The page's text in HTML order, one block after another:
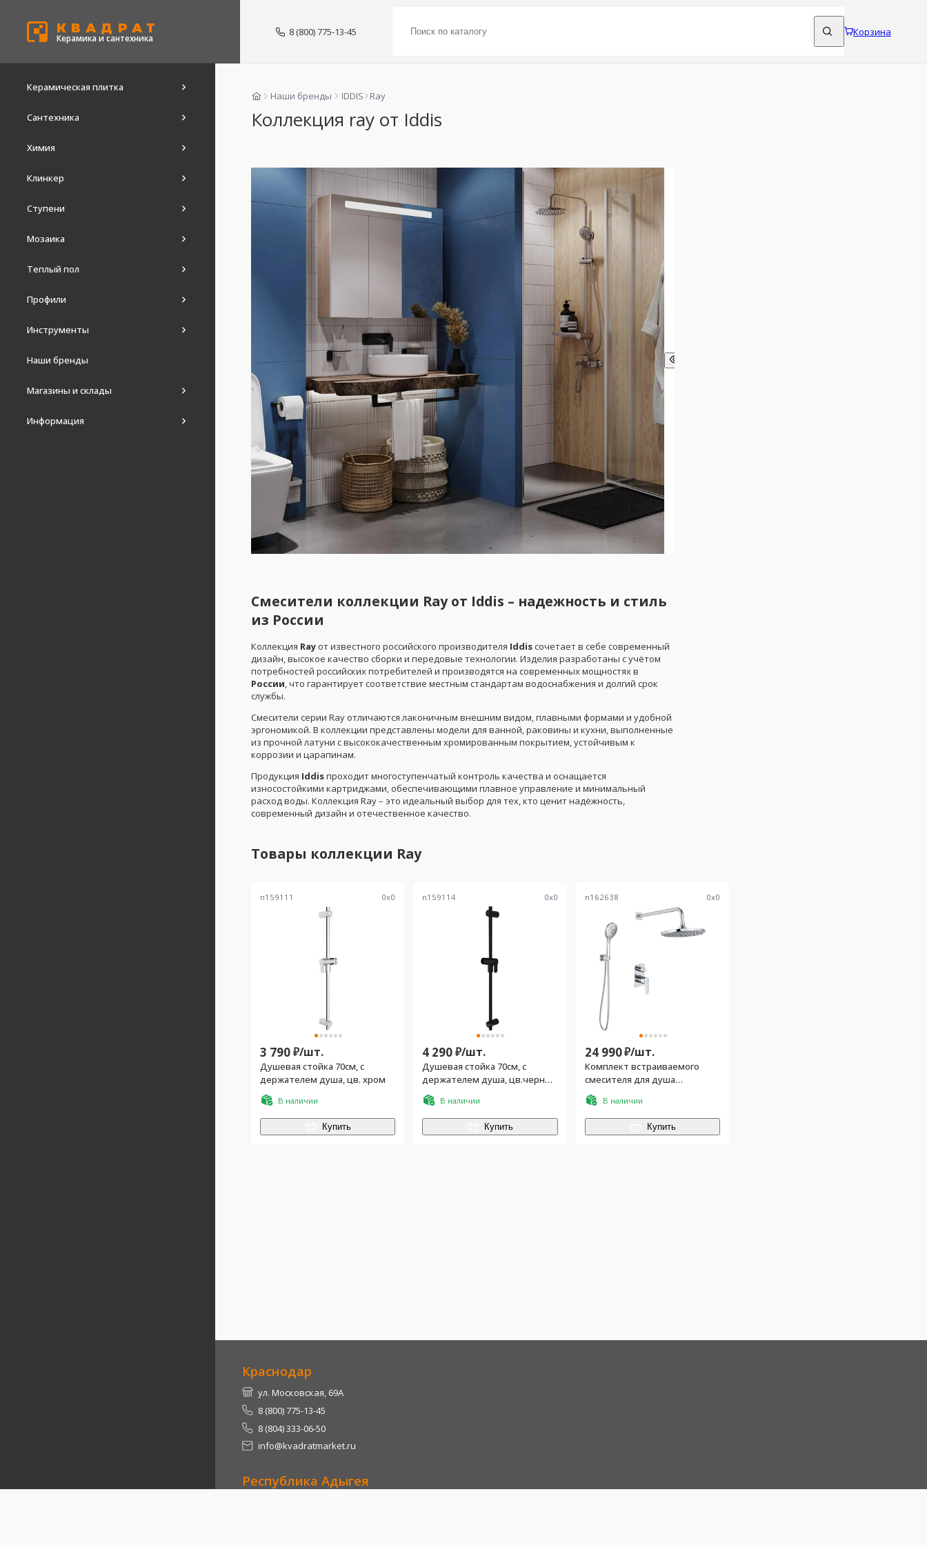
КВАДРАТ
Керамика и сантехника
8 (800) 775-13-45 Корзина
Керамическая плитка
Сантехника
Химия
Клинкер
Ступени
Мозаика
Теплый пол
Профили
Инструменты
Наши бренды
Магазины и склады
Информация
Наши бренды IDDIS Ray
Коллекция ray от Iddis
Смесители коллекции Ray от Iddis – надежность и стиль
из России
Коллекция Ray от известного российского производителя Iddisсочетает в себе современный
дизайн, высокое качество сборки и передовые технологии. Изделия разработаны с учётом
потребностей российских потребителей и производятся на современных мощностях в
России, что гарантирует соответствие местным стандартам водоснабжения и долгий срок
службы.
Смесители серии Ray отличаются лаконичным внешним видом, плавными формами и удобной
эргономикой. В коллекции представлены модели для ванной, раковины и кухни, выполненные
из прочной латуни с высококачественным хромированным покрытием, устойчивым к
коррозии и царапинам.
Продукция Iddisпроходит многоступенчатый контроль качества и оснащается
износостойкими картриджами, обеспечивающими плавное управление и минимальный
расход воды. Коллекция Ray – это идеальный выбор для тех, кто ценит надёжность,
современный дизайн и отечественное качество.
Товары коллекции Ray
n159111 0x0
3 790₽/шт.
Душевая стойка 70см, с
держателем душа, цв. хром
В наличии
Купить
n159114 0x0
4 290₽/шт.
Душевая стойка 70см, с
держателем душа, цв.черный
матовый
В наличии
Купить
n162638 0x0
24 990₽/шт.
Комплект встраиваемого
смесителя для душа
(смеситель с внешней и
внутр.частью, лейка, шланг,
верхний душ с кронштейном),
цв.хром
В наличии
Купить
Краснодар
ул. Московская, 69А
8 (800) 775-13-45
8 (804) 333-06-50
info@kvadratmarket.ru
Республика Адыгея